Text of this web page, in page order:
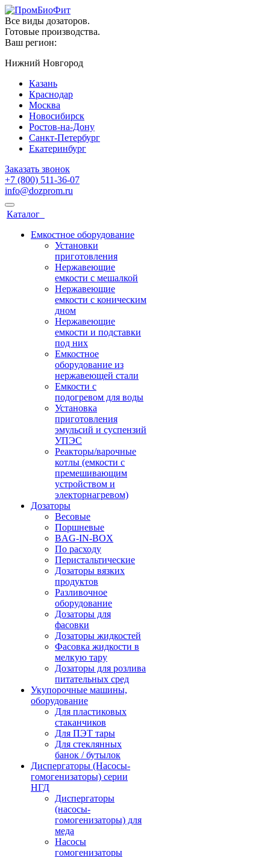
Все виды дозаторов.
Готовые производства.
Ваш регион:
Нижний Новгород
Казань
Краснодар
Москва
Новосибирск
Ростов-на-Дону
Санкт-Петербург
Екатеринбург
Заказать звонок
+7 (800) 511-36-07
info@dozprom.ru
Каталог
Емкостное оборудование
Установки
приготовления
Нержавеющие
емкости с мешалкой
Нержавеющие
емкости с коническим
дном
Нержавеющие
емкости и подставки
под них
Емкостное
оборудование из
нержавеющей стали
Емкости с
подогревом для воды
Установка
приготовления
эмульсий и суспензий
УПЭС
Реакторы/варочные
котлы (емкости с
премешивающим
устройством и
электорнагревом)
Дозаторы
Весовые
Поршневые
BAG-IN-BOX
По расходу
Перистальтические
Дозаторы вязких
продуктов
Разливочное
оборудование
Дозаторы для
фасовки
Дозаторы жидкостей
Фасовка жидкости в
мелкую тару
Дозаторы для розлива
питательных сред
Укупорочные машины,
оборудование
Для пластиковых
стаканчиков
Для ПЭТ тары
Для стеклянных
банок / бутылок
Диспергаторы (Насосы-
гомогенизаторы) серии
НГД
Диспергаторы
(насосы-
гомогенизаторы) для
меда
Насосы
гомогенизаторы